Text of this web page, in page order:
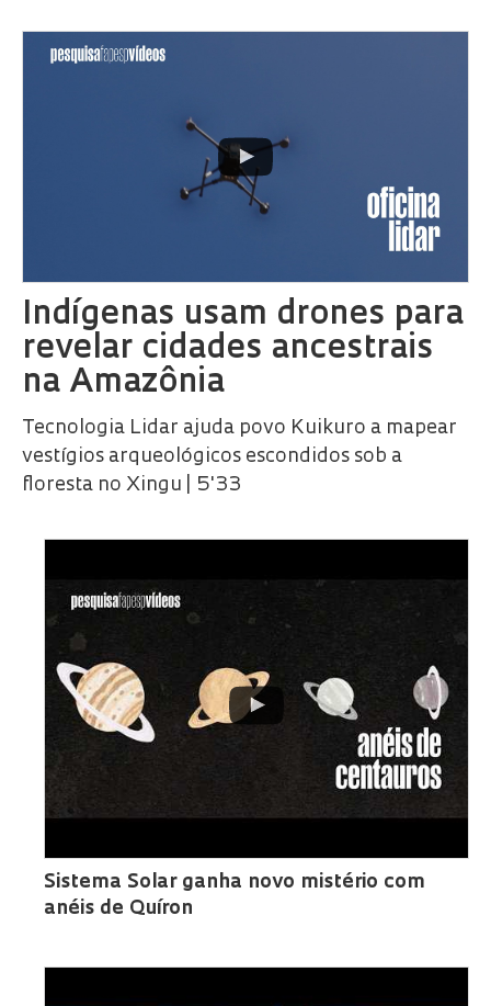
Indígenas usam drones para
revelar cidades ancestrais
na Amazônia
Tecnologia Lidar ajuda povo Kuikuro a mapear
vestígios arqueológicos escondidos sob a
floresta no Xingu | 5'33
Sistema Solar ganha novo mistério com
anéis de Quíron